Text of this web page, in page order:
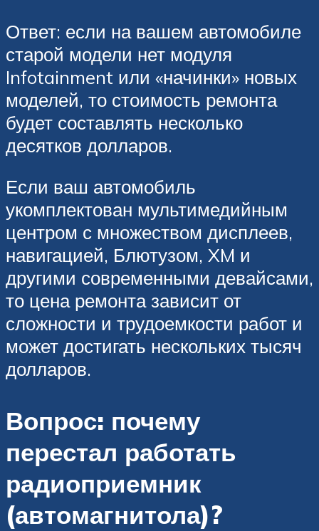
Ответ: если на вашем автомобиле
старой модели нет модуля
Infotainment или «начинки» новых
моделей, то стоимость ремонта
будет составлять несколько
десятков долларов.
Если ваш автомобиль
укомплектован мультимедийным
центром с множеством дисплеев,
навигацией, Блютузом, XM и
другими современными девайсами,
то цена ремонта зависит от
сложности и трудоемкости работ и
может достигать нескольких тысяч
долларов.
Вопрос: почему
перестал работать
радиоприемник
(автомагнитола)?